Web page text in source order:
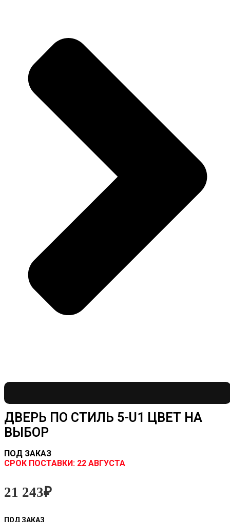
ДВЕРЬ ПО СТИЛЬ 5-U1 ЦВЕТ НА
ВЫБОР
ПОД ЗАКАЗ
CРОК ПОСТАВКИ: 22 АВГУСТА
21 243₽